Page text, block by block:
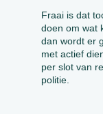
Fraai is dat
doen om wat
dan wordt er
met actief
per slot van
politie.